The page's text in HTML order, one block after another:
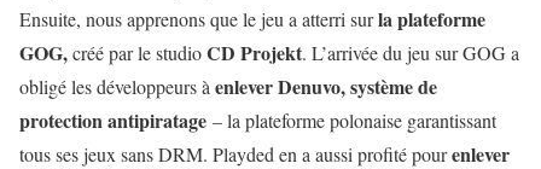
Ensuite, nous apprenons que le jeu a atterri surla plateforme
GOG,créé par le studioCD Projekt. L’arrivée du jeu sur GOG a
obligé les développeurs à enlever Denuvo, système de
protection antipiratage – la plateforme polonaise garantissant
tous ses jeux sans DRM. Playded en a aussi profité pourenlever